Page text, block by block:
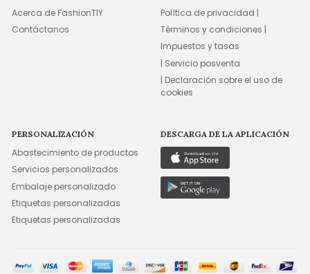
Acerca de FashionTIY
Contáctanos
Política de privacidad |
Términos y condiciones |
Impuestos y tasas
| Servicio posventa
| Declaración sobre el uso de
cookies
PERSONALIZACIÓN
Abastecimiento de productos
Servicios personalizados
Embalaje personalizado
Etiquetas personalizadas
Etiquetas personalizadas
DESCARGA DE LA APLICACIÓN